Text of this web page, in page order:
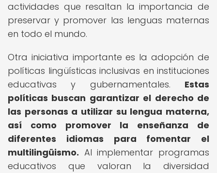
actividades que resaltan la importancia de
preservar y promover las lenguas maternas
en todo el mundo.
Otra iniciativa importante es la adopción de
políticas lingüísticas inclusivas en instituciones
educativas y gubernamentales. Estas
políticas buscan garantizar el derecho de
las personas a utilizar su lengua materna,
así como promover la enseñanza de
diferentes idiomas para fomentar el
multilingüismo. Al implementar programas
educativos que valoran la diversidad